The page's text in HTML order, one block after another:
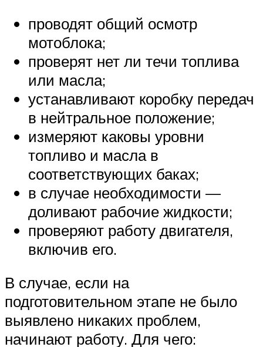
проводят общий осмотр
мотоблока;
проверят нет ли течи топлива
или масла;
устанавливают коробку передач
в нейтральное положение;
измеряют каковы уровни
топливо и масла в
соответствующих баках;
в случае необходимости —
доливают рабочие жидкости;
проверяют работу двигателя,
включив его.
В случае, если на
подготовительном этапе не было
выявлено никаких проблем,
начинают работу. Для чего: